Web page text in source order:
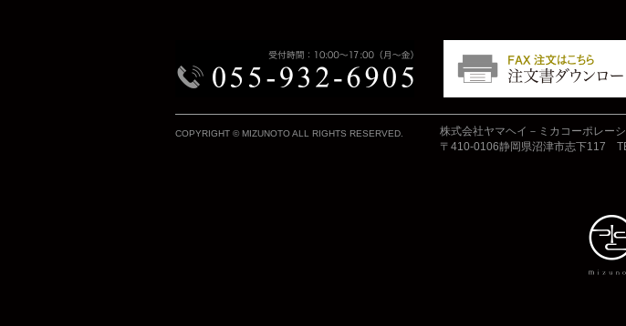
COPYRIGHT © MIZUNOTO ALL RIGHTS RESERVED.
株式会社ヤマヘイ－ミカコーポレー
〒410-0106静岡県沼津市志下117